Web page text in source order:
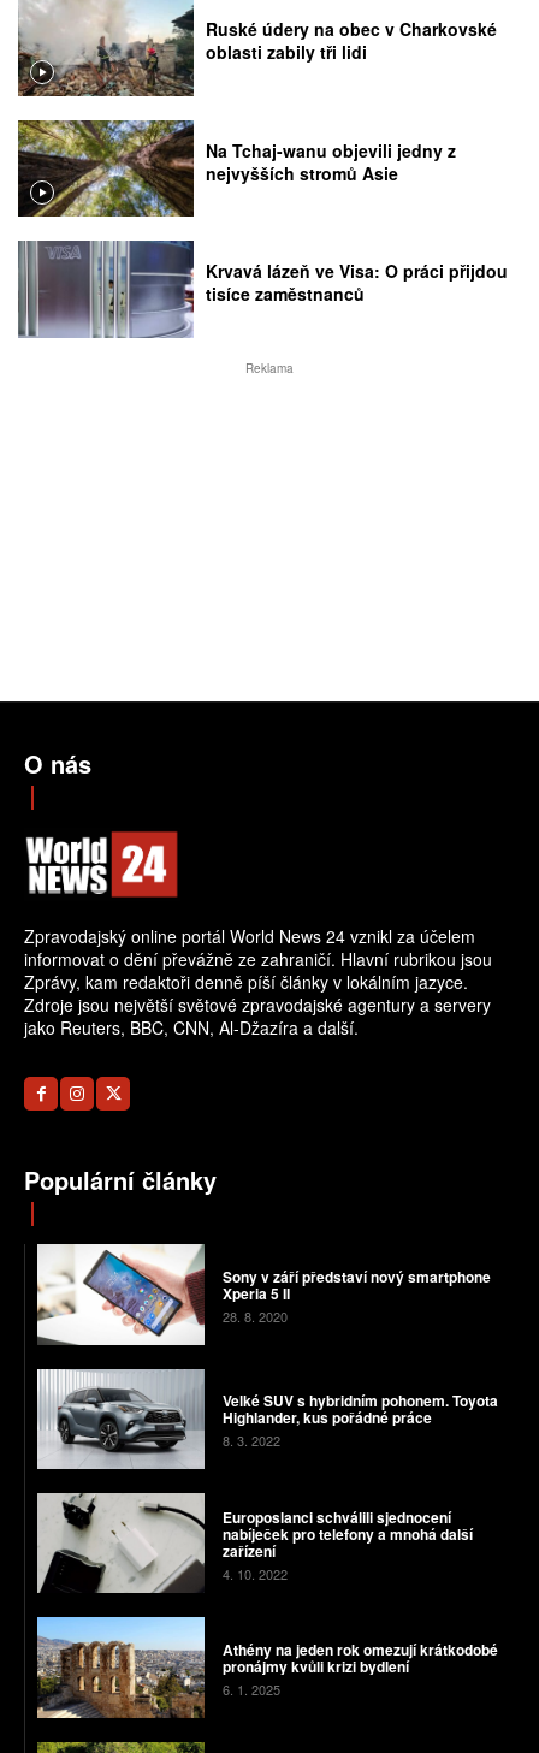
Ruské údery na obec v Charkovské
oblasti zabily tři lidi
Na Tchaj-wanu objevili jedny z
nejvyšších stromů Asie
Krvavá lázeň ve Visa: O práci přijdou
tisíce zaměstnanců
Reklama
O nás
Zpravodajský online portál World News 24 vznikl za účelem
informovat o dění převážně ze zahraničí. Hlavní rubrikou jsou
Zprávy, kam redaktoři denně píší články v lokálním jazyce.
Zdroje jsou největší světové zpravodajské agentury a servery
jako Reuters, BBC, CNN, Al-Džazíra a další.
Populární články
Sony v září představí nový smartphone
Xperia 5 II
28. 8. 2020
Velké SUV s hybridním pohonem. Toyota
Highlander, kus pořádné práce
8. 3. 2022
Europoslanci schválili sjednocení
nabíječek pro telefony a mnohá další
zařízení
4. 10. 2022
Athény na jeden rok omezují krátkodobé
pronájmy kvůli krizi bydlení
6. 1. 2025